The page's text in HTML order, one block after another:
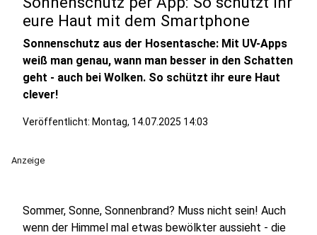
eure Haut mit dem Smartphone
Sonnenschutz aus der Hosentasche: Mit UV-Apps
weiß man genau, wann man besser in den Schatten
geht - auch bei Wolken. So schützt ihr eure Haut
clever!
Veröffentlicht: Montag, 14.07.2025 14:03
Anzeige
Sommer, Sonne, Sonnenbrand? Muss nicht sein! Auch
wenn der Himmel mal etwas bewölkter aussieht - die